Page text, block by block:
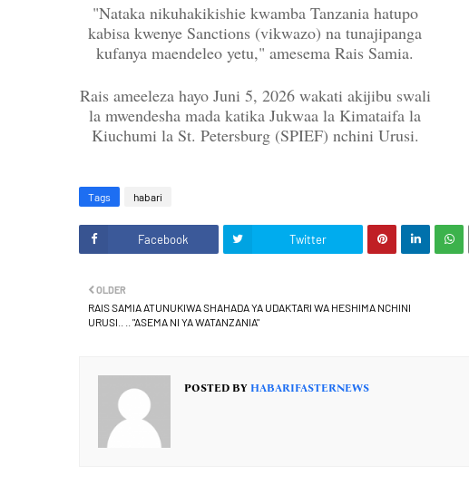
"Nataka nikuhakikishie kwamba Tanzania hatupo
kabisa kwenye Sanctions (vikwazo) na tunajipanga
kufanya maendeleo yetu," amesema Rais Samia.
Rais ameeleza hayo Juni 5, 2026 wakati akijibu swali
la mwendesha mada katika Jukwaa la Kimataifa la
Kiuchumi la St. Petersburg (SPIEF) nchini Urusi.
Tags habari
Facebook Twitter
OLDER
RAIS SAMIA ATUNUKIWA SHAHADA YA UDAKTARI WA HESHIMA NCHINI
URUSI.. .. "ASEMA NI YA WATANZANIA"
POSTED BY HABARIFASTERNEWS